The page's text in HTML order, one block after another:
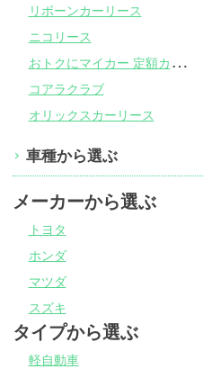
リボーンカーリース
ニコリース
お
トクにマイカー 定額カルモくん
コアラクラブ
オリックスカーリース
車種から選ぶ
メーカーから選ぶ
トヨタ
ホンダ
マツダ
スズキ
タイプから選ぶ
軽自動車